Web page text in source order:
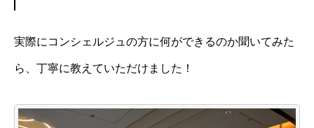
実際にコンシェルジュの方に何ができるのか聞いてみた
ら、丁寧に教えていただけました！